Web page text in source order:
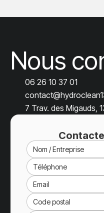
Nous
06 26 10 37 01
7 Trav. des Migauds,